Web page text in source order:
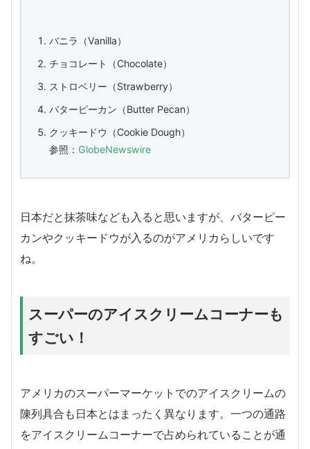
バニラ（Vanilla）
チョコレート（Chocolate）
ストロベリー（Strawberry）
バターピーカン（Butter Pecan）
クッキードウ（Cookie Dough）
参照： GlobeNewswire
日本だと抹茶味なども入ると思いますが、バターピー
カンやクッキードウが入るのがアメリカらしいです
ね。
スーパーのアイスクリームコーナーも
すごい！
アメリカのスーパーマーケットでのアイスクリームの
陳列具合も日本とはまったく異なります。一つの通路
をアイスクリームコーナーで占められていることが通